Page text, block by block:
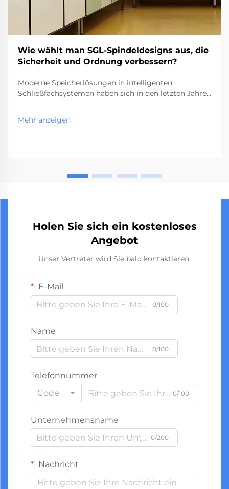
Wie wählt man SGL-Spindeldesigns aus, die
Sicherheit und Ordnung verbessern?
Moderne Speicherlösungen in intelligenten
Schließfachsystemen haben sich in den letzten Jahren
innovativen Sicherheits- und
Organisationsfunktionen führend sind. Diese
Mehr anzeigen
Holen Sie sich ein kostenloses
Angebot
Unser Vertreter wird Sie bald kontaktieren.
E-Mail
0/100
Name
0/100
Telefonnummer
Code
0/100
Unternehmensname
0/200
Nachricht